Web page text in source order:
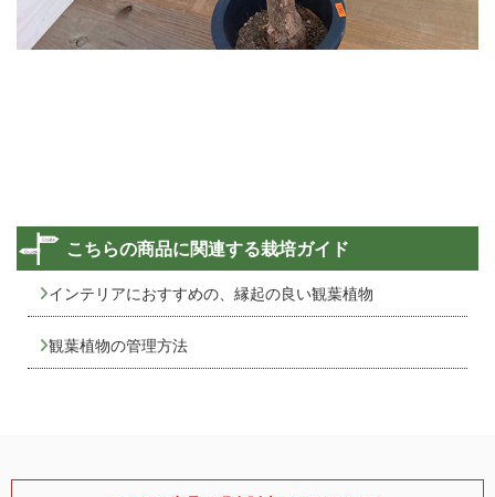
こちらの商品に関連する栽培ガイド
インテリアにおすすめの、縁起の良い観葉植物
観葉植物の管理方法